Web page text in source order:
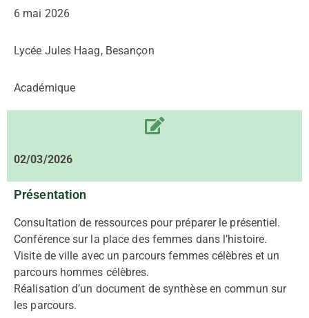
6 mai 2026
Lycée Jules Haag, Besançon
Académique
02/03/2026
Présentation
Consultation de ressources pour préparer le présentiel.
Conférence sur la place des femmes dans l’histoire.
Visite de ville avec un parcours femmes célèbres et un
parcours hommes célèbres.
Réalisation d’un document de synthèse en commun sur
les parcours.